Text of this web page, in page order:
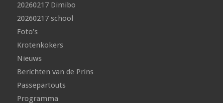
20260217 Dimibo
20260217 school
Foto’s
Krotenkokers
Nieuws
Berichten van de Prins
Passepartouts
Programma